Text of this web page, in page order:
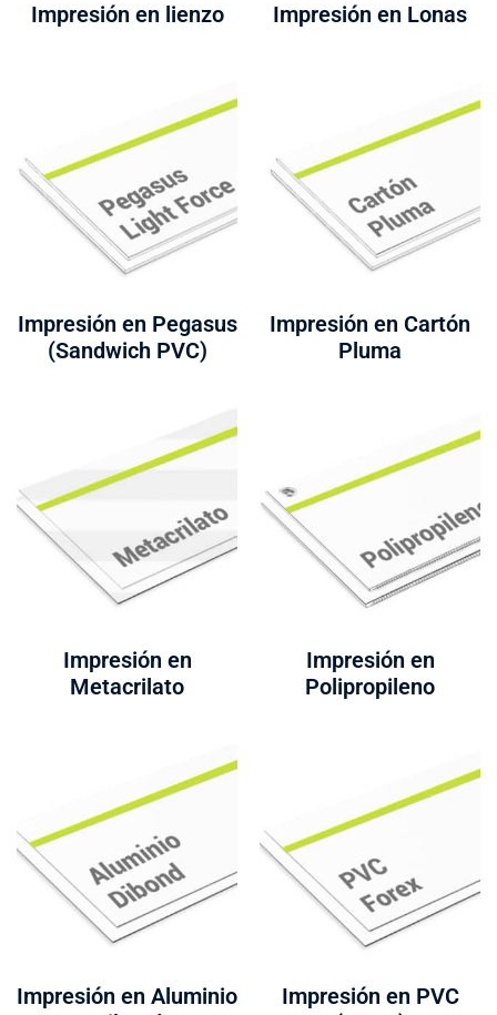
Impresión en lienzo Impresión en Lonas
Impresión en Pegasus
(Sandwich PVC)
Impresión en Cartón
Pluma
Impresión en
Metacrilato
Impresión en
Polipropileno
Impresión en Aluminio
Impresión en PVC